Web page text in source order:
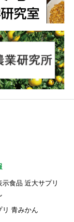
示食品 近大サプリ
リ 青みかん